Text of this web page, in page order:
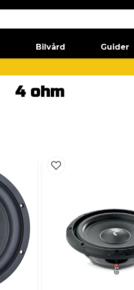
Bilvård Guider
4 ohm